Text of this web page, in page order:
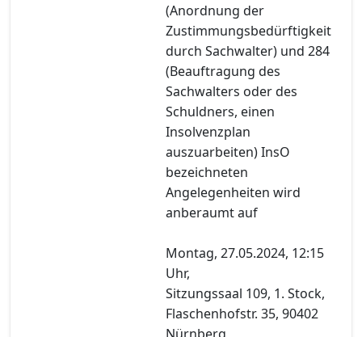
(Anordnung der
Zustimmungsbedürftigkeit
durch Sachwalter) und 284
(Beauftragung des
Sachwalters oder des
Schuldners, einen
Insolvenzplan
auszuarbeiten) InsO
bezeichneten
Angelegenheiten wird
anberaumt auf
Montag, 27.05.2024, 12:15
Uhr,
Sitzungssaal 109, 1. Stock,
Flaschenhofstr. 35, 90402
Nürnberg